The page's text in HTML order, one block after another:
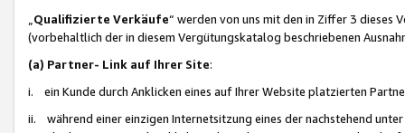
Qualifizierte Verkäufe“ werden von uns mit den in Ziffer 3
(vorbehaltlich der in diesem Vergütungskatalog beschriebenen
(a) Partner- Link auf Ihrer Site:
i. ein Kunde durch Anklicken eines auf Ihrer Website platzierten
ii. während einer einzigen Internetsitzung eines der nachstehend